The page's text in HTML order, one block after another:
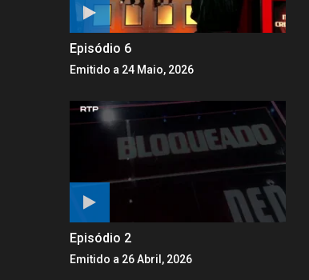
Episódio 6
Emitido a 24 Maio, 2026
Episódio 2
Emitido a 26 Abril, 2026